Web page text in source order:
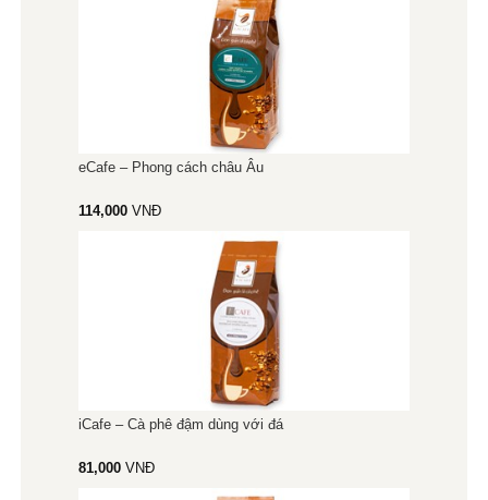
eCafe – Phong cách châu Âu
114,000 VNĐ
iCafe – Cà phê đậm dùng với đá
81,000 VNĐ